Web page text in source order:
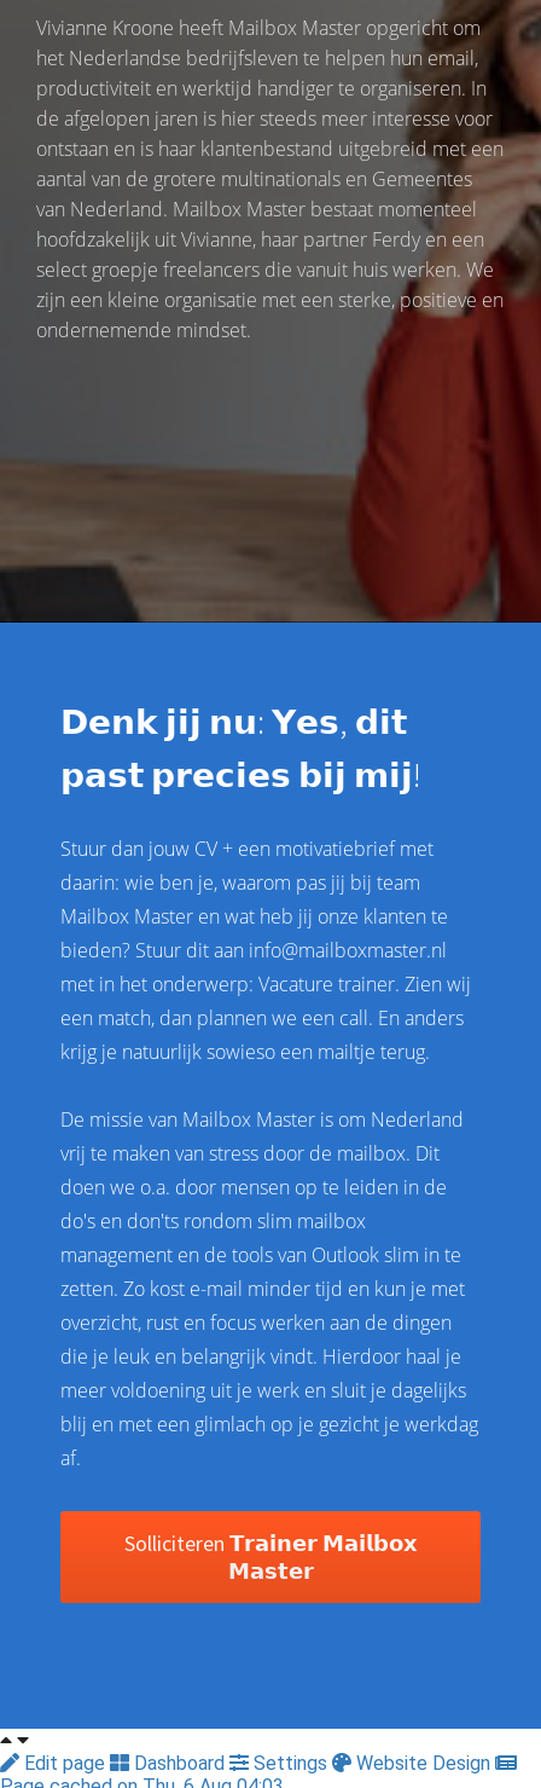
Vivianne Kroone heeft Mailbox Master opgericht om
het Nederlandse bedrijfsleven te helpen hun email,
productiviteit en werktijd handiger te organiseren. In
de afgelopen jaren is hier steeds meer interesse voor
ontstaan en is haar klantenbestand uitgebreid met een
aantal van de grotere multinationals en Gemeentes
van Nederland. Mailbox Master bestaat momenteel
hoofdzakelijk uit Vivianne, haar partner Ferdy en een
select groepje freelancers die vanuit huis werken. We
zijn een kleine organisatie met een sterke, positieve en
ondernemende mindset.
𝗗𝗲𝗻𝗸 𝗷𝗶𝗷 𝗻𝘂: 𝗬𝗲𝘀, 𝗱𝗶𝘁
𝗽𝗮𝘀𝘁 𝗽𝗿𝗲𝗰𝗶𝗲𝘀 𝗯𝗶𝗷 𝗺𝗶𝗷!
Stuur dan jouw CV + een motivatiebrief met
daarin: wie ben je, waarom pas jij bij team
Mailbox Master en wat heb jij onze klanten te
bieden? Stuur dit aan info@mailboxmaster.nl
met in het onderwerp: Vacature trainer. Zien wij
een match, dan plannen we een call. En anders
krijg je natuurlijk sowieso een mailtje terug.
De missie van Mailbox Master is om Nederland
vrij te maken van stress door de mailbox. Dit
doen we o.a. door mensen op te leiden in de
do's en don'ts rondom slim mailbox
management en de tools van Outlook slim in te
zetten. Zo kost e-mail minder tijd en kun je met
overzicht, rust en focus werken aan de dingen
die je leuk en belangrijk vindt. Hierdoor haal je
meer voldoening uit je werk en sluit je dagelijks
blij en met een glimlach op je gezicht je werkdag
af.
Solliciteren 𝗧𝗿𝗮𝗶𝗻𝗲𝗿 𝗠𝗮𝗶𝗹𝗯𝗼𝘅
𝗠𝗮𝘀𝘁𝗲𝗿
Edit page Dashboard Settings
Website Design